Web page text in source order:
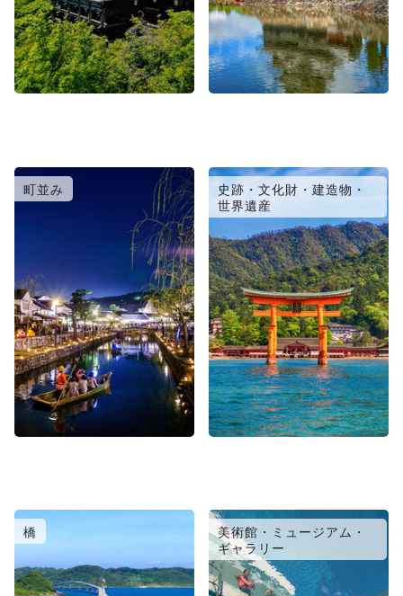
町並み
史跡・文化財・建造物・
世界遺産
橋
美術館・ミュージアム・
ギャラリー